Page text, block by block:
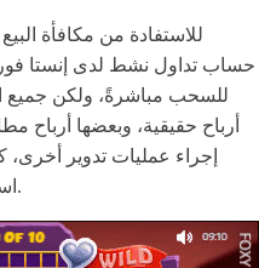
للاستفادة من مكافأة
حساب تداول نشط لدى إنستا
للسحب مباشرةً، ولكن جميع
أرباح حقيقية، وبعضها أرباح
إجراء عمليات تدوير أخرى،
استيفاء الشروط اللازمة للسحب/الدفع.